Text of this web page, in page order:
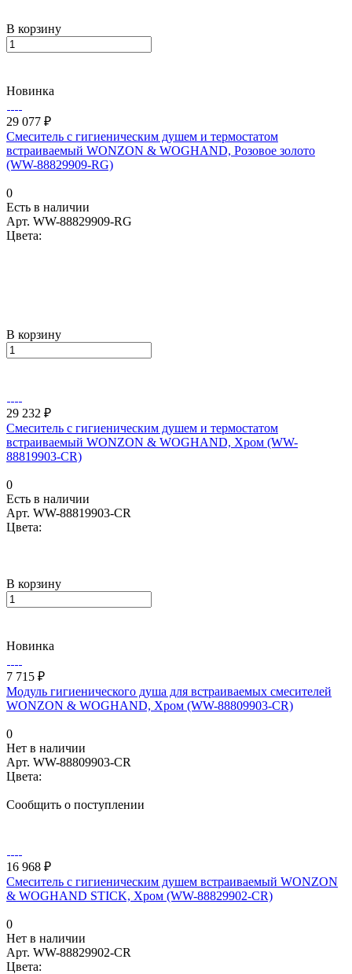
В корзину
Новинка
29 077 ₽
Смеситель с гигиеническим душем и термостатом
встраиваемый WONZON & WOGHAND, Розовое золото
(WW-88829909-RG)
0
Есть в наличии
Арт. WW-88829909-RG
Цвета:
В корзину
29 232 ₽
Смеситель с гигиеническим душем и термостатом
встраиваемый WONZON & WOGHAND, Хром (WW-
88819903-CR)
0
Есть в наличии
Арт. WW-88819903-CR
Цвета:
В корзину
Новинка
7 715 ₽
Модуль гигиенического душа для встраиваемых смесителей
WONZON & WOGHAND, Хром (WW-88809903-CR)
0
Нет в наличии
Арт. WW-88809903-CR
Цвета:
Сообщить о поступлении
16 968 ₽
Смеситель с гигиеническим душем встраиваемый WONZON
& WOGHAND STICK, Хром (WW-88829902-CR)
0
Нет в наличии
Арт. WW-88829902-CR
Цвета: